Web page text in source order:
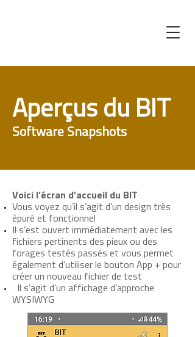
Aperçus du BIT
Software Snapshots
Voici l’écran d’accueil du BIT
Vous voyez qu’il s’agit d’un design très
épuré et fonctionnel
Il s’est ouvert immédiatement avec les
fichiers pertinents des pieux ou des
forages testés passés et vous permet
également d’utiliser le bouton App + pour
créer un nouveau fichier de test
Il s’agit d’un affichage d’approche
WYSIWYG